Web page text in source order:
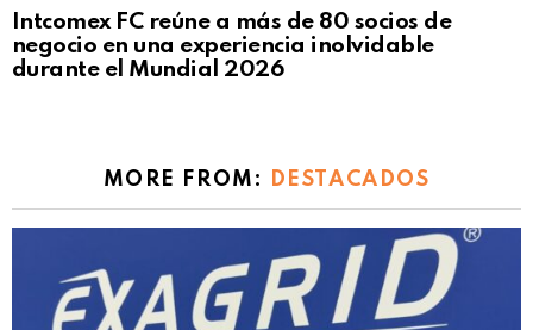
Intcomex FC reúne a más de 80 socios de
negocio en una experiencia inolvidable
durante el Mundial 2026
MORE FROM: DESTACADOS